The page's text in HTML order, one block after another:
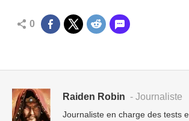
0
Raiden Robin - Journaliste
Journaliste en charge des tests